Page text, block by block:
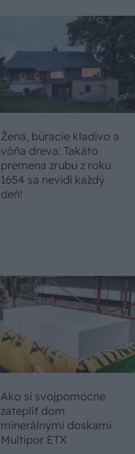
Žena, búracie kladivo a
vôňa dreva: Takáto
premena zrubu z roku
1654 sa nevidí každý
deň!
Ako si svojpomocne
zatepliť dom
minerálnymi doskami
Multipor ETX